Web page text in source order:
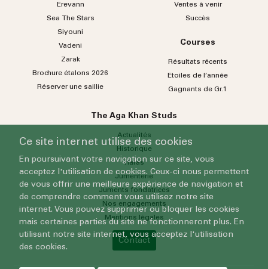
Erevann
Sea TheStars
Siyouni
Vadeni
Zarak
Brochure étalons 2026
Réserver une saillie
Ventes à venir
Succès
Courses
Résultats récents
Etoiles de l’année
Gagnants de Gr.1
The Aga Khan Studs
Actualités
Historique
Haras
Jumenterie
Juments fondatrices
Nos engagements
Mentions légales
Contact
Ce site internet utilise des cookies
En poursuivant votre navigation sur ce site, vous
acceptez l'utilisation de cookies. Ceux-ci nous permettent
de vous offrir une meilleure expérience de navigation et
de comprendre comment vous utilisez notre site
internet. Vous pouvez supprimer ou bloquer les cookies
mais certaines parties du site ne fonctionneront plus. En
utilisant notre site internet, vous acceptez l'utilisation
des cookies.